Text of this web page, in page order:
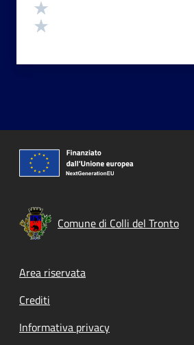
Comune di Colli del Tronto
Footer menu
Area riservata
Crediti
Informativa privacy